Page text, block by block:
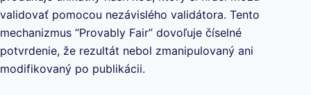
validovať pomocou nezávislého validátora. Tento
mechanizmus “Provably Fair” dovoľuje číselné
potvrdenie, že rezultát nebol zmanipulovaný ani
modifikovaný po publikácii.